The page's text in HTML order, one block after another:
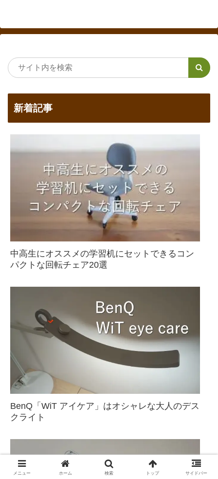
新着記事
中高生にオススメの学習机にセットできるコン
パクトな回転チェア20選
BenQ「WiT アイケア」はオシャレな大人のデス
クライト
メニュー ホーム 検索 トップ サイドバー